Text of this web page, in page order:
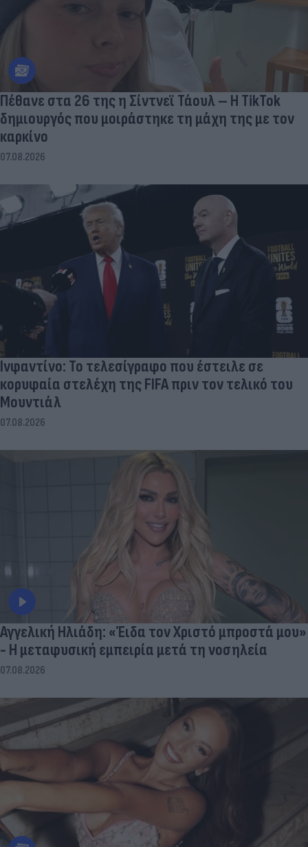
Πέθανε στα 26 της η Σίντνεϊ Τάουλ – Η TikTok
δημιουργός που μοιράστηκε τη μάχη της με τον
καρκίνο
07.08.2026
Ινφαντίνο: Το τελεσίγραφο που έστειλε σε
κορυφαία στελέχη της FIFA πριν τον τελικό του
Μουντιάλ
07.08.2026
Αγγελική Ηλιάδη: «Έιδα τον Χριστό μπροστά μου»
- Η μεταφυσική εμπειρία μετά τη νοσηλεία
07.08.2026